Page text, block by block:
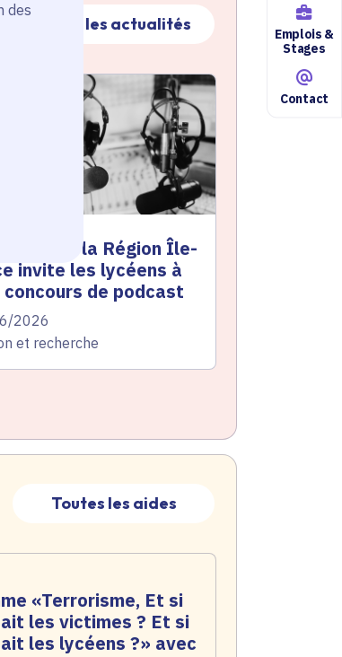
des
Emplois &
Stages
Contact
Toutes les actualités
» : la Région Île-
invite les lycéens à
concours de podcast
2026
et recherche
Toutes les aides
«Terrorisme, Et si
les victimes ? Et si
les lycéens ?» avec